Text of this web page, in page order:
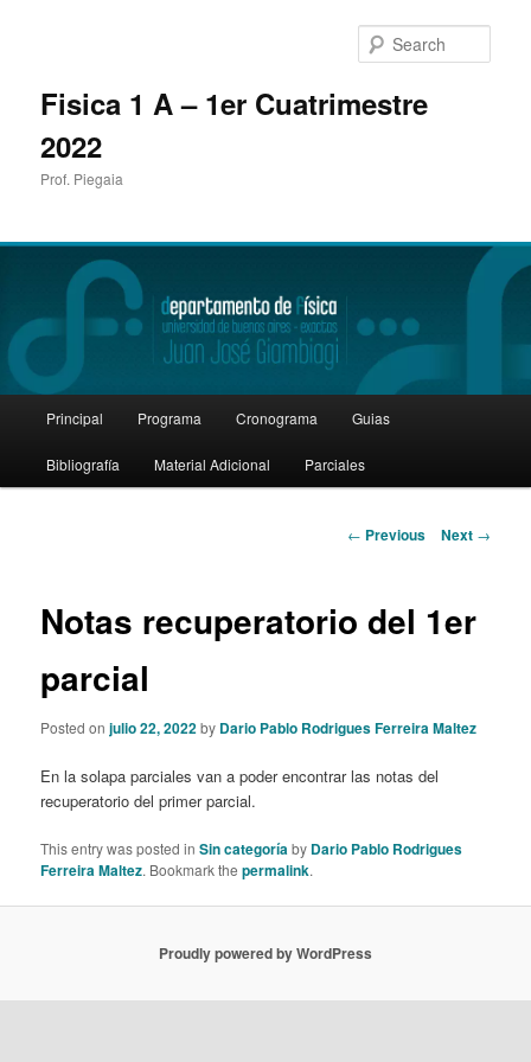
Fisica 1 A – 1er Cuatrimestre
2022
Prof. Piegaia
Skip
to
Principal Programa Cronograma Guias
Bibliografía Material Adicional Parciales
Post
← Previous Next →
Notas recuperatorio del 1er
parcial
Posted onjulio 22, 2022by Dario Pablo Rodrigues Ferreira Maltez
En la solapa parciales van a poder encontrar las notas del
recuperatorio del primer parcial.
This entry was posted inSin categoríaby Dario Pablo Rodrigues
Ferreira Maltez. Bookmark thepermalink.
Proudly powered by WordPress